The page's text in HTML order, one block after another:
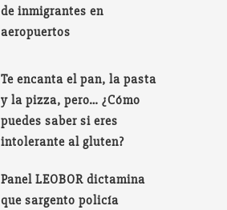
de inmigrantes en
aeropuertos
Te encanta el pan, la pasta
y la pizza, pero… ¿Cómo
puedes saber si eres
intolerante al gluten?
Panel LEOBOR dictamina
que sargento policía